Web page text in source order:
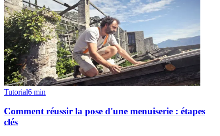
Tutorial6 min
Comment réussir la pose d'une menuiserie : étapes
clés